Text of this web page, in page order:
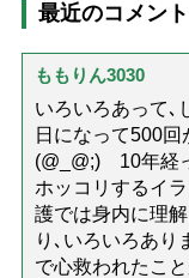
最近のコメント
ももりん3030
いろいろあって､
日になって500
(@_@;) 10年経
ホッコリするイ
護では身内に理
り､いろいろあり
で心救われたこ